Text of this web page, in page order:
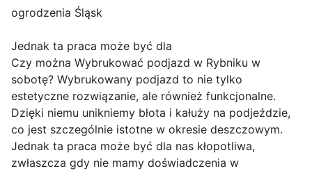
ogrodzenia Śląsk
Jednak ta praca może być dla
Czy można Wybrukować podjazd w Rybniku w
sobotę? Wybrukowany podjazd to nie tylko
estetyczne rozwiązanie, ale również funkcjonalne.
Dzięki niemu unikniemy błota i kałuży na podjeździe,
co jest szczególnie istotne w okresie deszczowym.
Jednak ta praca może być dla nas kłopotliwa,
zwłaszcza gdy nie mamy doświadczenia w